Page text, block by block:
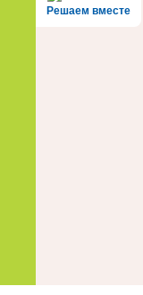
Решаем вместе